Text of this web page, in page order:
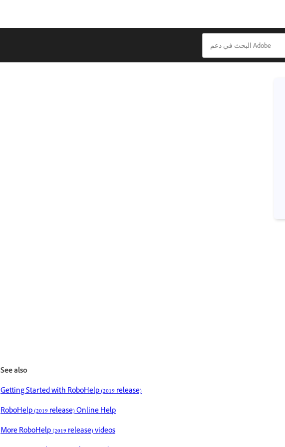
See also
Getting Started with RoboHelp (2019 release)
RoboHelp (2019 release) Online Help
More RoboHelp (2019 release) videos